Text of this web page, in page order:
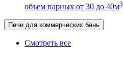
объем парных от 30 до 40м3
Печи для коммерческих бань
Смотреть все